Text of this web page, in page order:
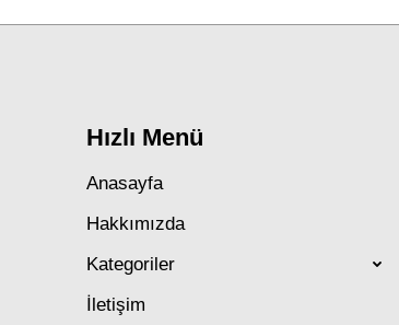
Hızlı Menü
Anasayfa
Hakkımızda
Kategoriler
İletişim